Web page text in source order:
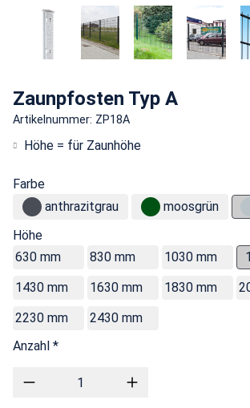
Zaunpfosten Typ A
Artikelnummer: ZP18A
Höhe = für Zaunhöhe
Farbe
anthrazitgrau
moosgrün
Höhe
630 mm
830 mm 1030 mm
1430 mm
1630 mm 1830 mm
2230 mm
2430 mm
Anzahl *